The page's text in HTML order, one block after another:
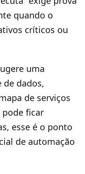
quando o
críticos ou
uma
de dados,
de serviços
ficar
esse é o ponto
de automação